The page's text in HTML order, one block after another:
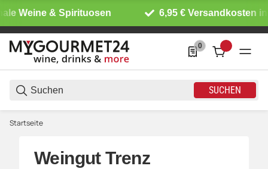
Weine & Spirituosen 6,95 € Versandkosten
SUCHEN
0
0 Produkte in der
Startseite
Weingut Trenz